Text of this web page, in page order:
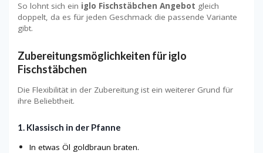
So lohnt sich ein iglo Fischstäbchen Angebot gleich
doppelt, da es für jeden Geschmack die passende Variante
gibt.
Zubereitungsmöglichkeiten für iglo
Fischstäbchen
Die Flexibilität in der Zubereitung ist ein weiterer Grund für
ihre Beliebtheit.
1. Klassisch in der Pfanne
In etwas Öl goldbraun braten.